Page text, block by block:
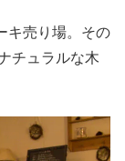
キ売り場。その
チュラルな木